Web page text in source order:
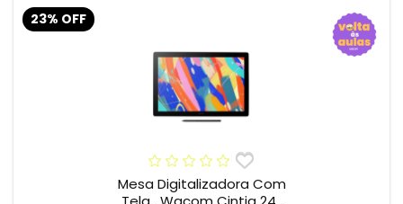
23% OFF
Mesa Digitalizadora Com